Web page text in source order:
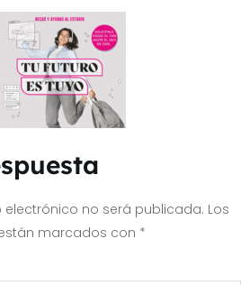
electrónico no será publicada. Los
marcados con *